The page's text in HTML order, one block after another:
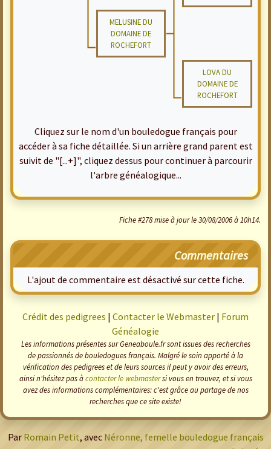
MELUSINE DU
DOMAINE DE
ROCHEFORT
LOVA DU
DOMAINE DE
ROCHEFORT
Cliquez sur le nom d'un bouledogue français pour
accéder à sa fiche détaillée. Si un arrière grand parent est
suivit de "[...+]", cliquez dessus pour continuer à parcourir
l'arbre généalogique...
Fiche #278 mise à jour le 30/08/2006 à 10h14.
Commentaires
L'ajout de commentaire est désactivé sur cette fiche.
Crédit des pedigrees | Contacter le Webmaster | Forum
Généalogie
Les informations présentes sur Geneaboule.fr sont issues des recherches
de passionnés de bouledogues français. Malgré le soin apporté à la
vérification des pedigrees et de leurs sources il peut y avoir des erreurs,
ainsi n'hésitez pas àcontacter le webmastersi vous en trouvez, et si vous
avez des informations complémentaires: c'est grâce au partage de nos
recherches que ce site existe!
Par Romain Petit, avec Néronne, femelle bouledogue français